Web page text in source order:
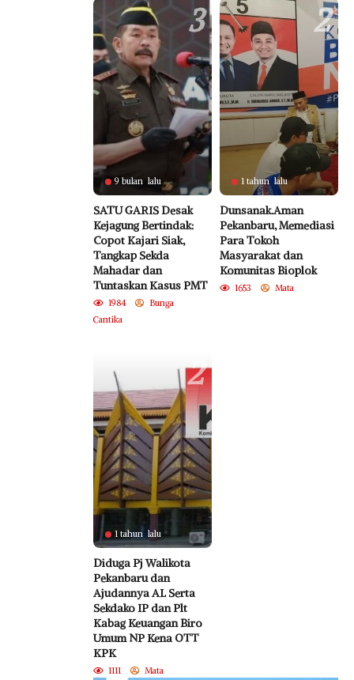
3
9 bulan lalu
SATU GARIS Desak
Kejagung Bertindak:
Copot Kajari Siak,
Tangkap Sekda
Mahadar dan
Tuntaskan Kasus PMT
1984
Bunga
Cantika
2
1 tahun lalu
Dunsanak.Aman
Pekanbaru, Memediasi
Para Tokoh
Masyarakat dan
Komunitas Bioplok
1653 Mata
2
1 tahun lalu
Diduga Pj Walikota
Pekanbaru dan
Ajudannya AL Serta
Sekdako IP dan Plt
Kabag Keuangan Biro
Umum NP Kena OTT
KPK
1111 Mata